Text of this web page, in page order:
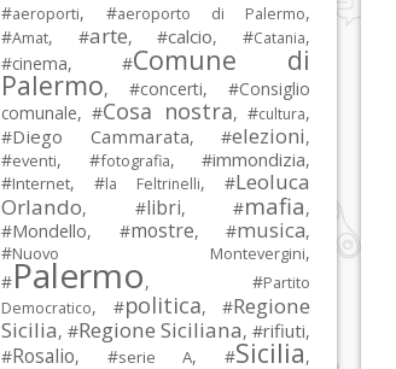
#aeroporti, #aeroporto di Palermo,
#Amat, #arte, #calcio, #Catania,
#cinema, #Comune di
Palermo, #concerti, #Consiglio
comunale, #Cosa nostra, #cultura,
#Diego Cammarata, #elezioni,
#eventi, #fotografia, #immondizia,
#Internet, #la Feltrinelli, #Leoluca
Orlando, #libri, #mafia,
#Mondello, #mostre, #musica,
#Nuovo Montevergini,
#Palermo, #Partito
Democratico, #politica, #Regione
Sicilia, #Regione Siciliana, #rifiuti,
#Rosalio, #serie A, #Sicilia,